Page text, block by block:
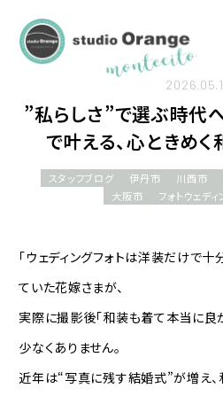
”私らしさ”で選ぶ時代
で叶える、心ときめ
スタッフブログ 伊丹市 川西市
大阪市
フォトウェディ
「ウェディングフォトは洋装だけで
ていた花嫁さまが、
実際に撮影後「和装も着て本当に良
少なくありません。
近年は“写真に残す結婚式”が増え、